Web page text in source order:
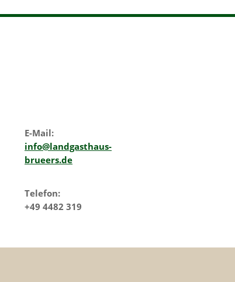
E-Mail:
info@landgasthaus-
brueers.de
Telefon:
+49 4482 319